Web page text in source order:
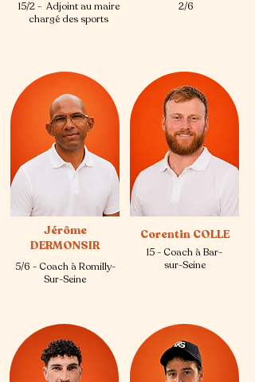
15/2 - Adjoint au maire
chargé des sports
2/6
Jérôme
DERMONSIR
5/6 - Coach à Romilly-
Sur-Seine
Corentin COLLE
15 - Coach à Bar-
sur-Seine